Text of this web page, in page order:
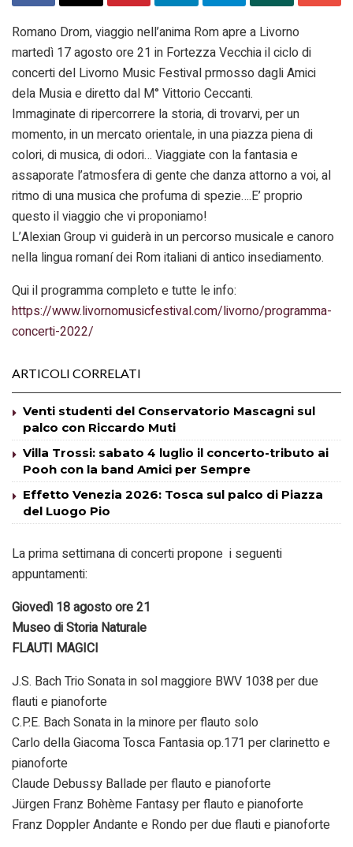
Romano Drom, viaggio nell’anima Rom apre a Livorno
martedì 17 agosto ore 21 in Fortezza Vecchia il ciclo di
concerti del Livorno Music Festival prmosso dagli Amici
dela Musia e diretto dal M° Vittorio Ceccanti.
Immaginate di ripercorrere la storia, di trovarvi, per un
momento, in un mercato orientale, in una piazza piena di
colori, di musica, di odori… Viaggiate con la fantasia e
assaporate l’atmosfera di gente che danza attorno a voi, al
ritmo di una musica che profuma di spezie….E’ proprio
questo il viaggio che vi proponiamo!
L’Alexian Group vi guiderà in un percorso musicale e canoro
nella lingua romaní dei Rom italiani di antico insediamento.
Qui il programma completo e tutte le info:
https://www.livornomusicfestival.com/livorno/programma-
concerti-2022/
ARTICOLI CORRELATI
Venti studenti del Conservatorio Mascagni sul
palco con Riccardo Muti
Villa Trossi: sabato 4 luglio il concerto-tributo ai
Pooh con la band Amici per Sempre
Effetto Venezia 2026: Tosca sul palco di Piazza
del Luogo Pio
La prima settimana di concerti propone i seguenti
appuntamenti:
Giovedì 18 agosto ore 21
Museo di Storia Naturale
FLAUTI MAGICI
J.S. Bach Trio Sonata in sol maggiore BWV 1038 per due
flauti e pianoforte
C.P.E. Bach Sonata in la minore per flauto solo
Carlo della Giacoma Tosca Fantasia op.171 per clarinetto e
pianoforte
Claude Debussy Ballade per flauto e pianoforte
Jürgen Franz Bohème Fantasy per flauto e pianoforte
Franz Doppler Andante e Rondo per due flauti e pianoforte